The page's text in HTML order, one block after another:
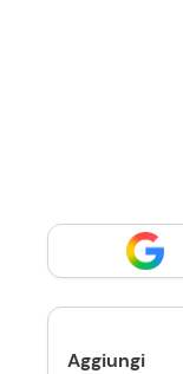
Aggiungi